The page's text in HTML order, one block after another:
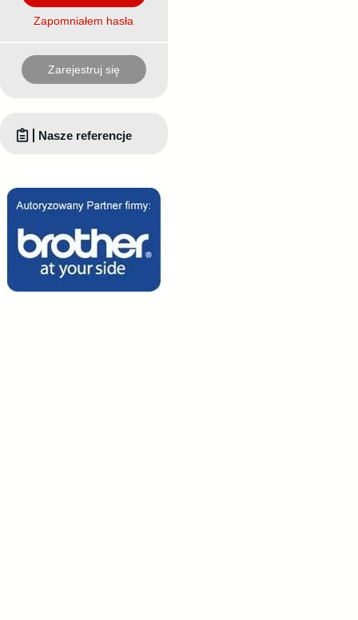
Zapomniałem hasła
Zarejestruj się
Nasze referencje